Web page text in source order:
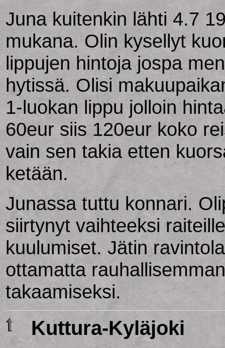
Juna kuitenkin lähti 4.7
mukana. Olin kysellyt
lippujen hintoja jospa
hytissä. Olisi
1-luokan lippu jolloin
60eur siis 120eur koko
vain sen takia etten
ketään.
Junassa tuttu konnari.
siirtynyt vaihteeksi
kuulumiset. Jätin
ottamatta
takaamiseksi.
Kuttura-Kyläjoki